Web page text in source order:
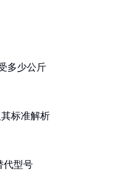
多少公斤
标准解析
代型号